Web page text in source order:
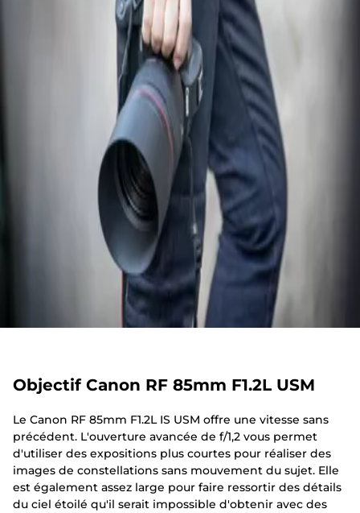
Objectif Canon RF 85mm F1.2L USM
Le Canon RF 85mm F1.2L IS USM offre une vitesse sans
précédent. L'ouverture avancée de f/1,2 vous permet
d'utiliser des expositions plus courtes pour réaliser des
images de constellations sans mouvement du sujet. Elle
est également assez large pour faire ressortir des détails
du ciel étoilé qu'il serait impossible d'obtenir avec des